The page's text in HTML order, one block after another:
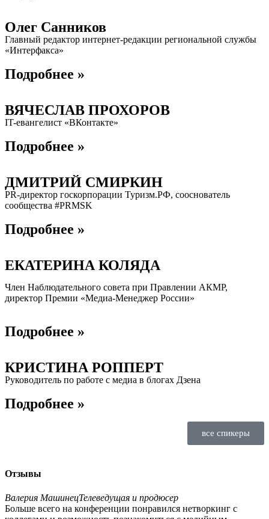
Олег Санников
Главный редактор интернет-редакции региональной службы
«Интерфакса»
Подробнее »
ВЯЧЕСЛАВ ПРОХОРОВ
IT-евангелист «В​Контакте»​
Подробнее »
ДМИТРИЙ СМИРКИН
PR-директор госкорпорации Туризм.РФ, сооснователь
сообщества #PRMSK
Подробнее »
ЕКАТЕРИНА КОЛЯДА
Член Наблюдательного совета при Правлении АКМР,
директор Премии «Медиа-Менеджер России»
Подробнее »
КРИСТИНА РОППЕРТ
Руководитель по работе с медиа в блогах Дзена
Подробнее »
все спикеры
Отзывы
Валерия МашинецТелеведущая и продюсер
Больше всего на конференции понравился нетворкинг с